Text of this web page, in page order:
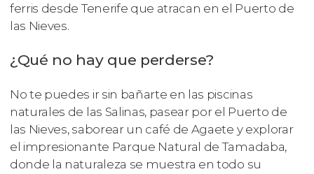
ferris desde Tenerife que atracan en el Puerto de
las Nieves.
¿Qué no hay que perderse?
No te puedes ir sin bañarte en las piscinas
naturales de las Salinas, pasear por el Puerto de
las Nieves, saborear un café de Agaete y explorar
el impresionante Parque Natural de Tamadaba,
donde la naturaleza se muestra en todo su